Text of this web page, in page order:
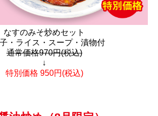
なすのみそ炒めセット
・ライス・スープ・漬物付
通常価格970円(税込)
↓
特別価格 950円(税込)